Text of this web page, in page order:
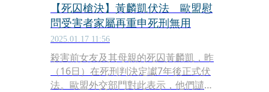
【死囚槍決】黃麟凱伏法 歐盟慰
問受害者家屬再重申死刑無用
2025.01.17 11:56
殺害前女友及其母親的死囚黃麟凱，昨
（16日）在死刑判決定讞7年後正式伏
法。歐盟外交部門對此表示，他們譴責